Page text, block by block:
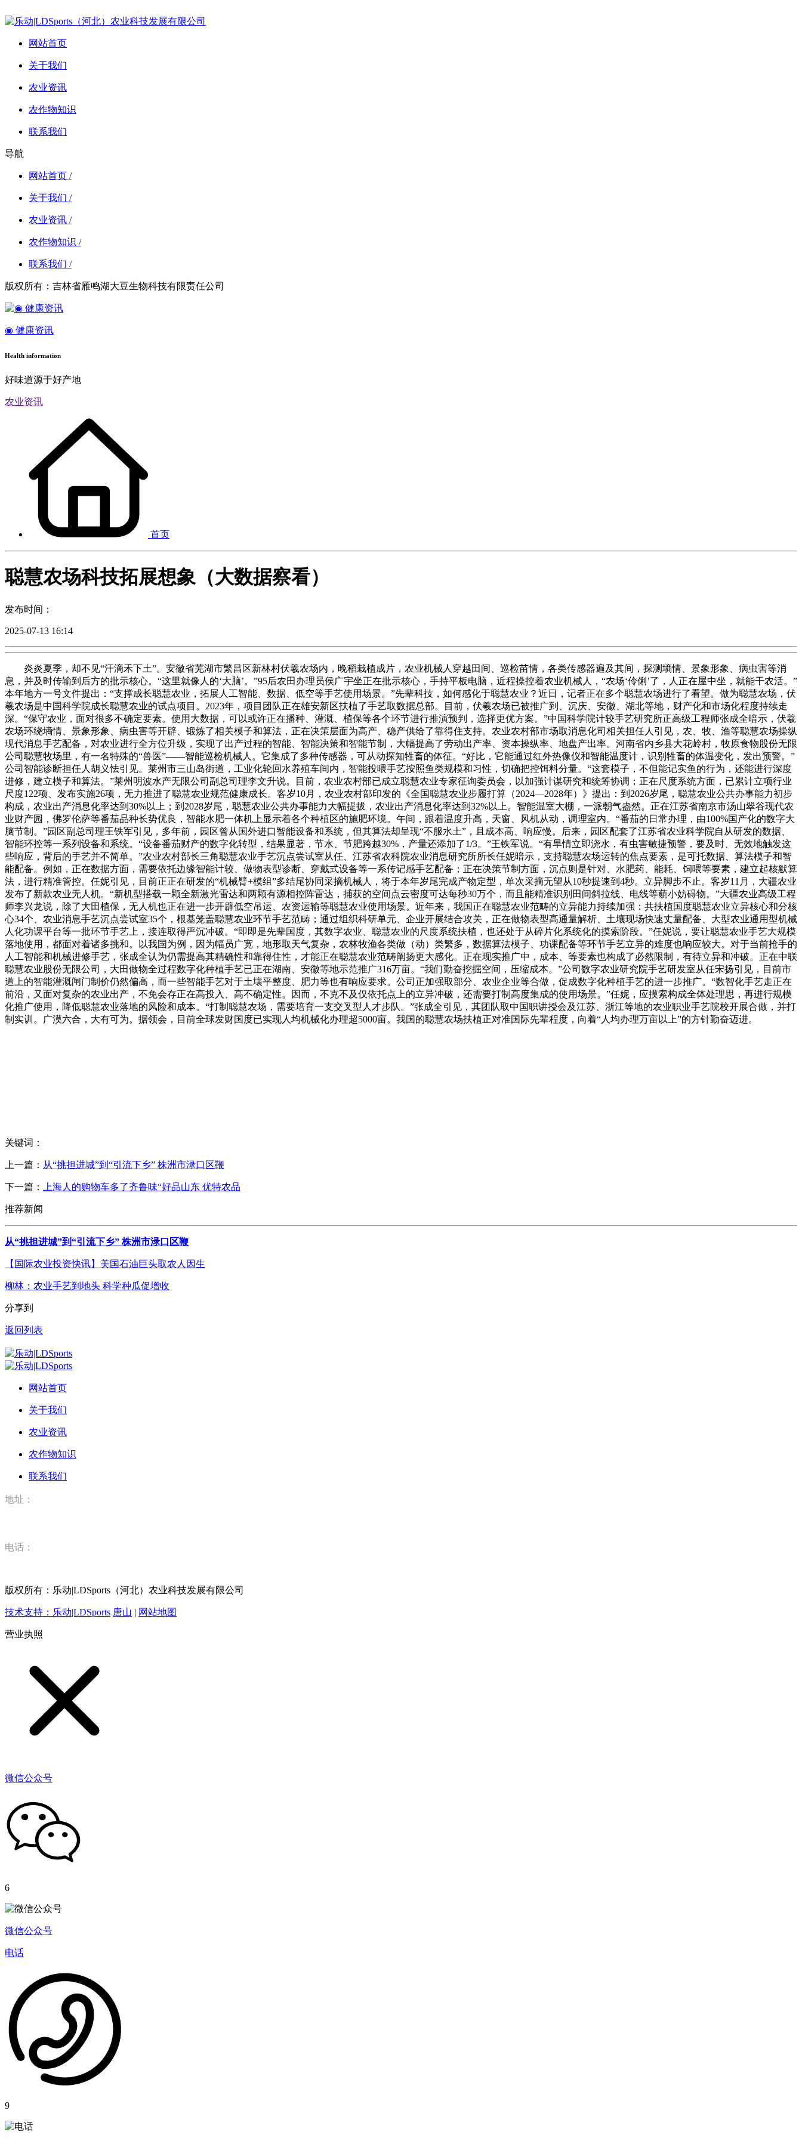
网站首页
关于我们
农业资讯
农作物知识
联系我们
导航
网站首页 /
关于我们 /
农业资讯 /
农作物知识 /
联系我们 /
版权所有：吉林省雁鸣湖大豆生物科技有限责任公司
◉ 健康资讯
Health information
好味道源于好产地
农业资讯
首页
聪慧农场科技拓展想象（大数据察看）
发布时间：
2025-07-13 16:14
炎炎夏季，却不见“汗滴禾下土”。安徽省芜湖市繁昌区新林村伏羲农场内，晚稻栽植成片，农业机械人穿越田间、巡检苗情，各类传感器遍及其间，探测墒情、景象形象、病虫害等消
息，并及时传输到后方的批示核心。“这里就像人的‘大脑’。”95后农田办理员侯广宇坐正在批示核心，手持平板电脑，近程操控着农业机械人，“农场‘伶俐’了，人正在屋中坐，就能干农活。”
本年地方一号文件提出：“支撑成长聪慧农业，拓展人工智能、数据、低空等手艺使用场景。”先辈科技，如何感化于聪慧农业？近日，记者正在多个聪慧农场进行了看望。做为聪慧农场，伏
羲农场是中国科学院成长聪慧农业的试点项目。2023年，项目团队正在雄安新区扶植了手艺取数据总部。目前，伏羲农场已被推广到、沉庆、安徽、湖北等地，财产化和市场化程度持续走
深。“保守农业，面对很多不确定要素。使用大数据，可以或许正在播种、灌溉、植保等各个环节进行推演预判，选择更优方案。”中国科学院计较手艺研究所正高级工程师张成全暗示，伏羲
农场环绕墒情、景象形象、病虫害等开辟、锻炼了相关模子和算法，正在决策层面为高产、稳产供给了靠得住支持。农业农村部市场取消息化司相关担任人引见，农、牧、渔等聪慧农场操纵
现代消息手艺配备，对农业进行全方位升级，实现了出产过程的智能、智能决策和智能节制，大幅提高了劳动出产率、资本操纵率、地盘产出率。河南省内乡县大花岭村，牧原食物股份无限
公司聪慧牧场里，有一名特殊的“兽医”——智能巡检机械人。它集成了多种传感器，可从动探知牲畜的体征。“好比，它能通过红外热像仪和智能温度计，识别牲畜的体温变化，发出预警。”
公司智能诊断担任人胡义怯引见。莱州市三山岛街道，工业化轮回水养殖车间内，智能投喂手艺按照鱼类规模和习性，切确把控饵料分量。“这套模子，不但能记实鱼的行为，还能进行深度
进修，建立模子和算法。”莱州明波水产无限公司副总司理李文升说。目前，农业农村部已成立聪慧农业专家征询委员会，以加强计谋研究和统筹协调；正在尺度系统方面，已累计立项行业
尺度122项、发布实施26项，无力推进了聪慧农业规范健康成长。客岁10月，农业农村部印发的《全国聪慧农业步履打算（2024—2028年）》提出：到2026岁尾，聪慧农业公共办事能力初步
构成，农业出产消息化率达到30%以上；到2028岁尾，聪慧农业公共办事能力大幅提拔，农业出产消息化率达到32%以上。智能温室大棚，一派朝气盎然。正在江苏省南京市汤山翠谷现代农
业财产园，佛罗伦萨等番茄品种长势优良，智能水肥一体机上显示着各个种植区的施肥环境。午间，跟着温度升高，天窗、风机从动，调理室内。“番茄的日常办理，由100%国产化的数字大
脑节制。”园区副总司理王铁军引见，多年前，园区曾从国外进口智能设备和系统，但其算法却呈现“不服水土”，且成本高、响应慢。后来，园区配套了江苏省农业科学院自从研发的数据、
智能环控等一系列设备和系统。“设备番茄财产的数字化转型，结果显著，节水、节肥跨越30%，产量还添加了1/3。”王铁军说。“有旱情立即浇水，有虫害敏捷预警，要及时、无效地触发这
些响应，背后的手艺并不简单。”农业农村部长三角聪慧农业手艺沉点尝试室从任、江苏省农科院农业消息研究所所长任妮暗示，支持聪慧农场运转的焦点要素，是可托数据、算法模子和智
能配备。例如，正在数据方面，需要依托边缘智能计较、做物表型诊断、穿戴式设备等一系传记感手艺配备；正在决策节制方面，沉点则是针对、水肥药、能耗、饲喂等要素，建立起核默算
法，进行精准管控。任妮引见，目前正正在研发的“机械臂+模组”多结尾协同采摘机械人，将于本年岁尾完成产物定型，单次采摘无望从10秒提速到4秒。立异脚步不止。客岁11月，大疆农业
发布了新款农业无人机。“新机型搭载一颗全新激光雷达和两颗有源相控阵雷达，捕获的空间点云密度可达每秒30万个，而且能精准识别田间斜拉线、电线等藐小妨碍物。”大疆农业高级工程
师李兴龙说，除了大田植保，无人机也正在进一步开辟低空吊运、农资运输等聪慧农业使用场景。近年来，我国正在聪慧农业范畴的立异能力持续加强：共扶植国度聪慧农业立异核心和分核
心34个、农业消息手艺沉点尝试室35个，根基笼盖聪慧农业环节手艺范畴；通过组织科研单元、企业开展结合攻关，正在做物表型高通量解析、土壤现场快速丈量配备、大型农业通用型机械
人化功课平台等一批环节手艺上，接连取得严沉冲破。“即即是先辈国度，其数字农业、聪慧农业的尺度系统扶植，也还处于从碎片化系统化的摸索阶段。”任妮说，要让聪慧农业手艺大规模
落地使用，都面对着诸多挑和。以我国为例，因为幅员广宽，地形取天气复杂，农林牧渔各类做（动）类繁多，数据算法模子、功课配备等环节手艺立异的难度也响应较大。对于当前抢手的
人工智能和机械进修手艺，张成全认为仍需提高其精确性和靠得住性，才能正在聪慧农业范畴阐扬更大感化。正在现实推广中，成本、等要素也构成了必然限制，有待立异和冲破。正在中联
聪慧农业股份无限公司，大田做物全过程数字化种植手艺已正在湖南、安徽等地示范推广316万亩。“我们勤奋挖掘空间，压缩成本。”公司数字农业研究院手艺研发室从任宋扬引见，目前市
道上的智能灌溉闸门制价仍然偏高，而一些智能手艺对于土壤平整度、肥力等也有响应要求。公司正加强取部分、农业企业等合做，促成数字化种植手艺的进一步推广。“数智化手艺走正在
前沿，又面对复杂的农业出产，不免会存正在高投入、高不确定性。因而，不克不及仅依托点上的立异冲破，还需要打制高度集成的使用场景。”任妮，应摸索构成全体处理思，再进行规模
化推广使用，降低聪慧农业落地的风险和成本。“打制聪慧农场，需要培育一支交叉型人才步队。”张成全引见，其团队取中国职讲授会及江苏、浙江等地的农业职业手艺院校开展合做，并打
制实训。广漠六合，大有可为。据领会，目前全球发财国度已实现人均机械化办理超5000亩。我国的聪慧农场扶植正对准国际先辈程度，向着“人均办理万亩以上”的方针勤奋迈进。
关键词：
上一篇： 从“挑担进城”到“引流下乡” 株洲市渌口区鞭
下一篇： 上海人的购物车多了齐鲁味“好品山东 优特农品
推荐新闻
从“挑担进城”到“引流下乡” 株洲市渌口区鞭
【国际农业投资快讯】美国石油巨头取农人因生
柳林：农业手艺到地头 科学种瓜促增收
分享到
返回列表
网站首页
关于我们
农业资讯
农作物知识
联系我们
地址：
电话：
版权所有：乐动|LDSports（河北）农业科技发展有限公司
技术支持：乐动|LDSports 唐山 | 网站地图
营业执照
微信公众号
6
微信公众号
电话
9